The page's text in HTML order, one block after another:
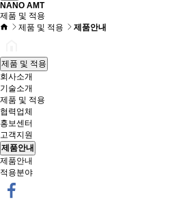
NANO AMT
제품 및 적용
제품 및 적용
제품안내
제품 및 적용
회사소개
기술소개
제품 및 적용
협력업체
홍보센터
고객지원
제품안내
제품안내
적용분야